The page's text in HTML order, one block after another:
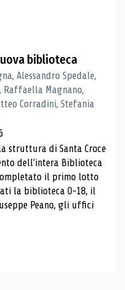
biblioteca
Alessandro Spedale,
Raffaella Magnano,
Corradini, Stefania
struttura di Santa Croce
dell'intera Biblioteca
il primo lotto
la biblioteca 0-18, il
Peano, gli uffici